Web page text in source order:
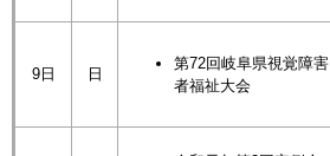
9日 日
第72回岐阜県視覚障害
者福祉大会